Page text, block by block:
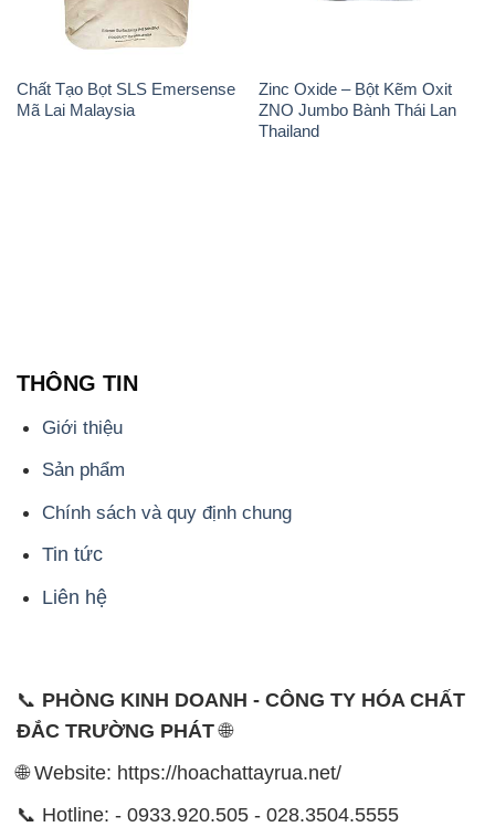
Chất Tạo Bọt SLS Emersense
Mã Lai Malaysia
Zinc Oxide – Bột Kẽm Oxit
ZNO Jumbo Bành Thái Lan
Thailand
THÔNG TIN
Giới thiệu
Sản phẩm
Chính sách và quy định chung
Tin tức
Liên hệ
📞 PHÒNG KINH DOANH - CÔNG TY HÓA CHẤT
ĐẮC TRƯỜNG PHÁT🌐
🌐 Website: https://hoachattayrua.net/
📞 Hotline: - 0933.920.505 - 028.3504.5555